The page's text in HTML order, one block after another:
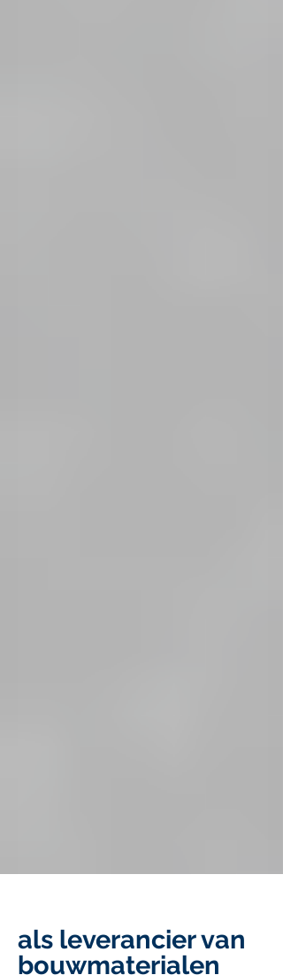
als leverancier van
bouwmaterialen